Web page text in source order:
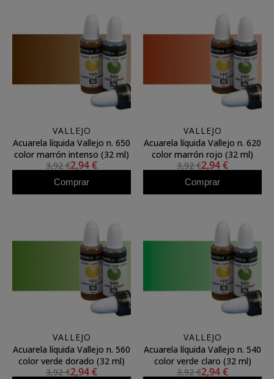
VALLEJO
Acuarela líquida Vallejo n. 650
color marrón intenso (32 ml)
3,92 €2,94 €
Comprar
VALLEJO
Acuarela líquida Vallejo n. 620
color marrón rojo (32 ml)
3,92 €2,94 €
Comprar
VALLEJO
Acuarela líquida Vallejo n. 560
color verde dorado (32 ml)
3,92 €2,94 €
VALLEJO
Acuarela líquida Vallejo n. 540
color verde claro (32 ml)
3,92 €2,94 €